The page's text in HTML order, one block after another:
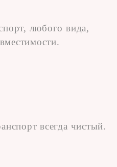
любого вида,
всегда чистый.